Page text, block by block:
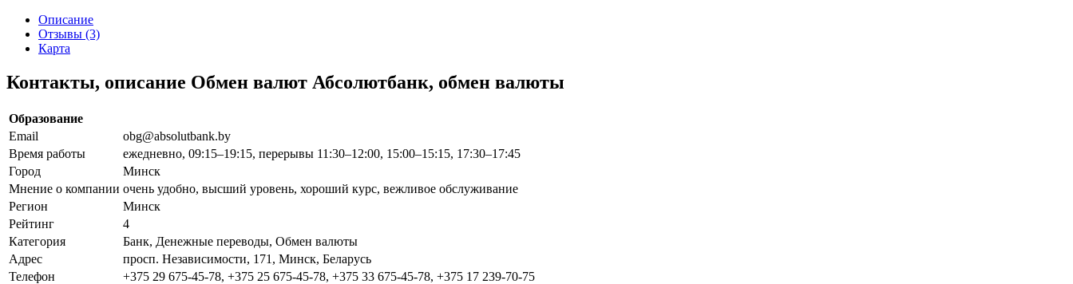
Описание
Отзывы (3)
Карта
Контакты, описание Обмен валют Абсолютбанк, обмен валюты
Образование
Email
obg@absolutbank.by
Время работы
ежедневно, 09:15–19:15, перерывы 11:30–12:00, 15:00–15:15, 17:30–17:45
Город
Минск
Мнение о компании очень удобно, высший уровень, хороший курс, вежливое обслуживание
Регион
Минск
Рейтинг
4
Категория
Банк, Денежные переводы, Обмен валюты
Адрес
просп. Независимости, 171, Минск, Беларусь
Телефон
+375 29 675-45-78, +375 25 675-45-78, +375 33 675-45-78, +375 17 239-70-75